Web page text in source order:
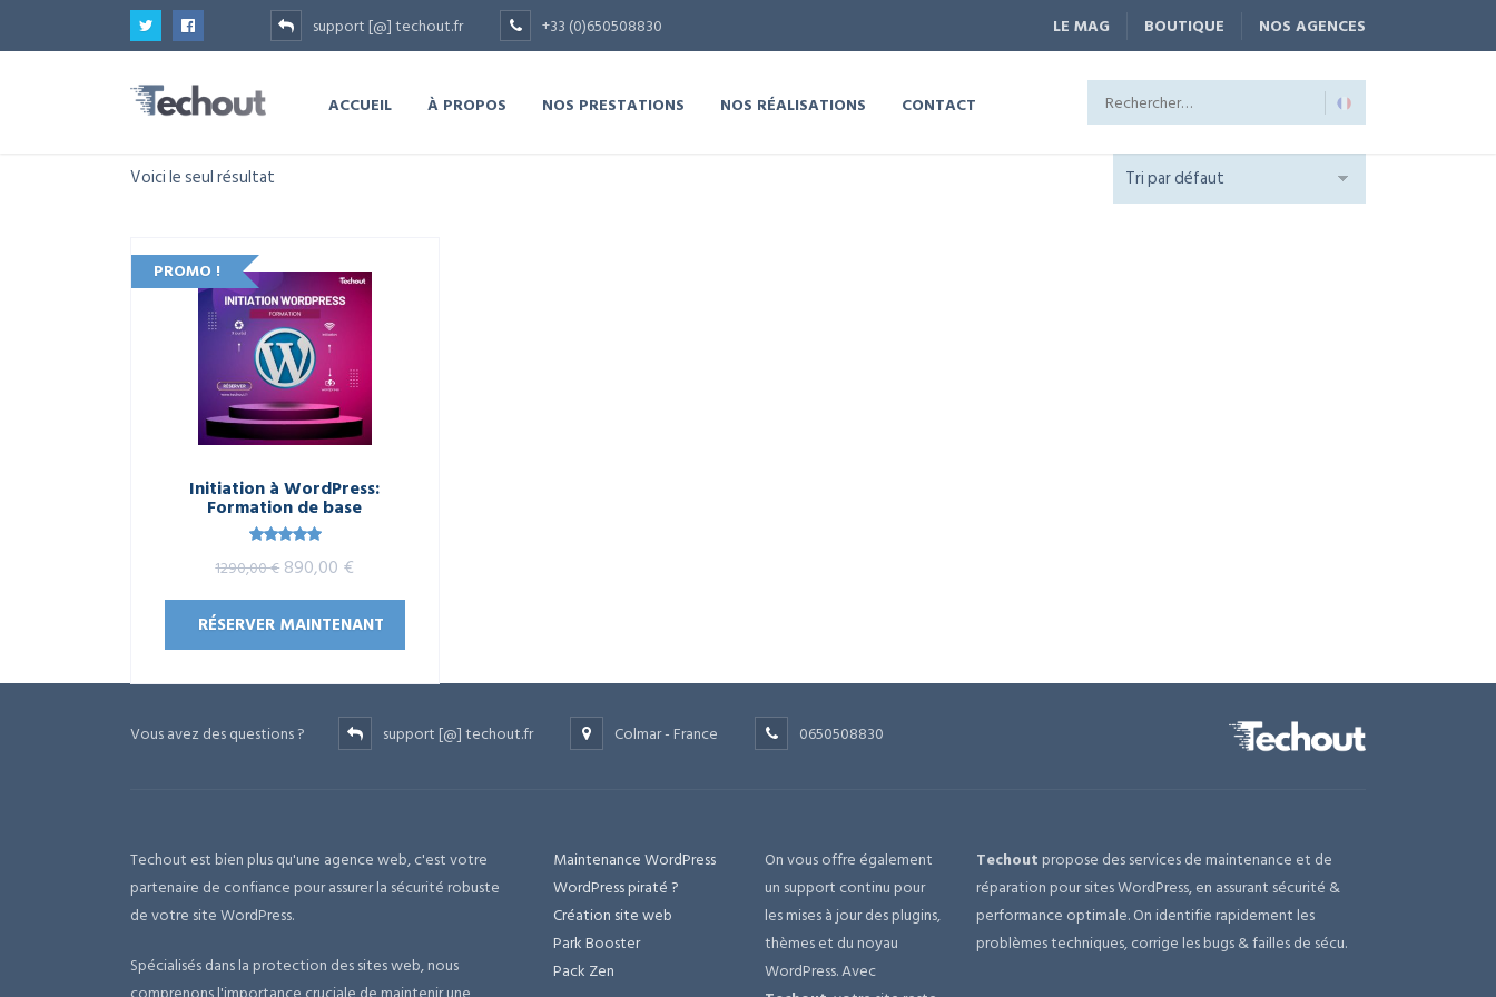
support [@] techout.fr +33 (0)650508830 LE MAG BOUTIQUE NOS AGENCES
ACCUEIL À PROPOS NOS PRESTATIONS NOS RÉALISATIONS CONTACT
Voici le seul résultat
PROMO !
Initiation à WordPress:
Formation de base
sur 5
1290,00€ Le
prix
initial
était :
1290,00 €.
890,00 €
prix
actuel
est :
890,00 €.
RÉSERVER MAINTENANT
Vous avez des questions ? support [@] techout.fr Colmar - France 0650508830
Techout est bien plus qu'une agence web, c'est votre
partenaire de confiance pour assurer la sécurité robuste
de votre site WordPress.
Spécialisés dans la protection des sites web, nous
Maintenance WordPress
WordPress piraté ?
Création site web
Park Booster
Pack Zen
On vous offre également
un support continu pour
les mises à jour des plugins,
thèmes et du noyau
WordPress. Avec
Techout propose des services de maintenance et de
réparation pour sites WordPress, en assurant sécurité &
performance optimale. On identifie rapidement les
problèmes techniques, corrige les bugs & failles de sécu.